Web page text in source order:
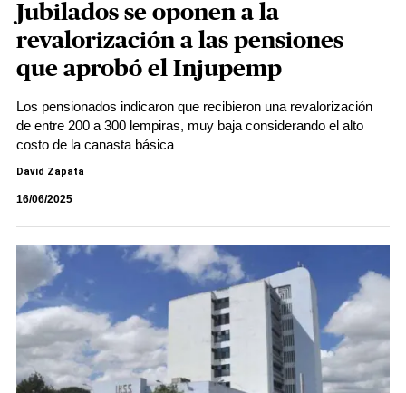
Jubilados se oponen a la
revalorización a las pensiones
que aprobó el Injupemp
Los pensionados indicaron que recibieron una revalorización
de entre 200 a 300 lempiras, muy baja considerando el alto
costo de la canasta básica
David Zapata
16/06/2025